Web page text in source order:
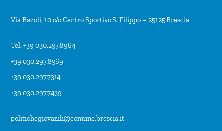
Via Bazoli, 10 c/o Centro Sportivo S. Filippo – 25125 Brescia
Tel. +39 030.297.8964
+39 030.297.8969
+39 030.297.7314
+39 030.297.7439
politichegiovanili@comune.brescia.it